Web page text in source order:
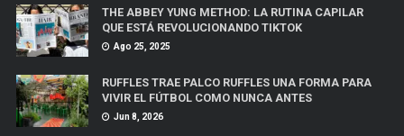
THE ABBEY YUNG METHOD: LA RUTINA CAPILAR
QUE ESTÁ REVOLUCIONANDO TIKTOK
Ago 25, 2025
RUFFLES TRAE PALCO RUFFLES UNA FORMA PARA
VIVIR EL FÚTBOL COMO NUNCA ANTES
Jun 8, 2026